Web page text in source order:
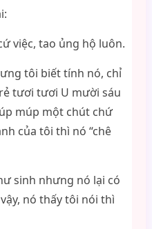
việc, tao ủng hộ luôn.
tôi biết tính nó, chỉ
tươi tươi U mười sáu
múp một chút chứ
của tôi thì nó “chê
sinh nhưng nó lại có
nó thấy tôi nói thì